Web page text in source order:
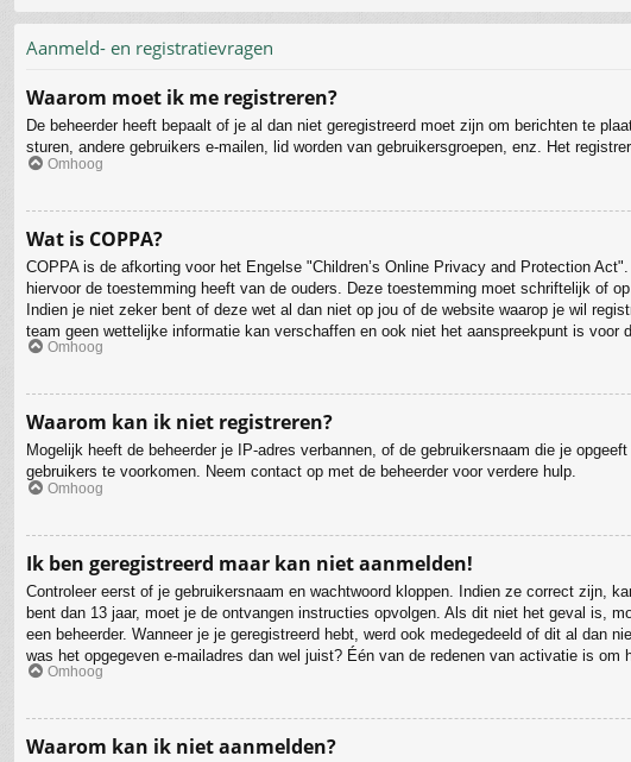
Aanmeld- en registratievragen
Waarom moet ik me registreren?
De beheerder heeft bepaalt of je al dan niet geregistreerd moet zijn om berichten te
sturen, andere gebruikers e-mailen, lid worden van gebruikersgroepen, enz. Het
Omhoog
Wat is COPPA?
COPPA is de afkorting voor het Engelse "Children’s Online Privacy and Protection
hiervoor de toestemming heeft van de ouders. Deze toestemming moet schriftelijk of
Indien je niet zeker bent of deze wet al dan niet op jou of de website waarop je wil
team geen wettelijke informatie kan verschaffen en ook niet het aanspreekpunt is voor
Omhoog
Waarom kan ik niet registreren?
Mogelijk heeft de beheerder je IP-adres verbannen, of de gebruikersnaam die je
gebruikers te voorkomen. Neem contact op met de beheerder voor verdere hulp.
Omhoog
Ik ben geregistreerd maar kan niet aanmelden!
Controleer eerst of je gebruikersnaam en wachtwoord kloppen. Indien ze correct zijn,
bent dan 13 jaar, moet je de ontvangen instructies opvolgen. Als dit niet het geval is,
een beheerder. Wanneer je je geregistreerd hebt, werd ook medegedeeld of dit al dan
was het opgegeven e-mailadres dan wel juist? Één van de redenen van activatie is
Omhoog
Waarom kan ik niet aanmelden?